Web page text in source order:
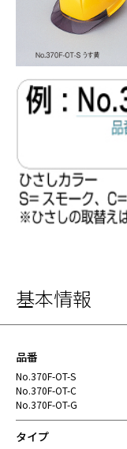
基本情報
品番
No.370F-OT-S
No.370F-OT-C
No.370F-OT-G
タイプ